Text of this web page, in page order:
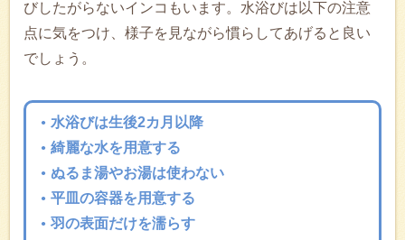
びしたがらないインコもいます。水浴びは以下の注意
点に気をつけ、様子を見ながら慣らしてあげると良い
でしょう。
水浴びは生後2カ月以降
綺麗な水を用意する
ぬるま湯やお湯は使わない
平皿の容器を用意する
羽の表面だけを濡らす